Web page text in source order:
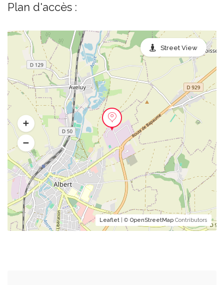
Plan d'accès :
Leaflet | © OpenStreetMap Contributors
Street View